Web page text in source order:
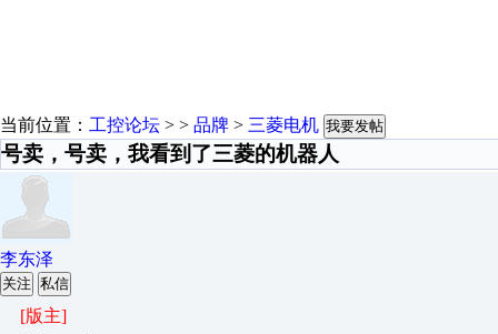
当前位置： 工控论坛 > > 品牌 > 三菱电机 我要发帖
号卖，号卖，我看到了三菱的机器人
李东泽
关注 私信
[版主]